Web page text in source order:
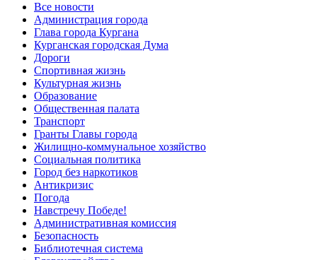
Все новости
Администрация города
Глава города Кургана
Курганская городская Дума
Дороги
Спортивная жизнь
Культурная жизнь
Образование
Общественная палата
Транспорт
Гранты Главы города
Жилищно-коммунальное хозяйство
Социальная политика
Город без наркотиков
Антикризис
Погода
Навстречу Победе!
Административная комиссия
Безопасность
Библиотечная система